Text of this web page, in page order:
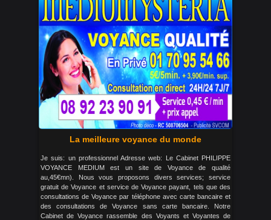
La meilleure voyance du monde
Je suis: un professionnel Adresse web: Le Cabinet PHILIPPE
VOYANCE MEDIUM est un site de Voyance de qualité
au,45€mn). Nous vous proposons divers services; service
gratuit de Voyance et service de Voyance payant, tels que des
consultations de Voyance par téléphone avec carte bancaire et
des consultations de Voyance sans carte bancaire. Notre
Cabinet de Voyance rassemble des Voyants et Voyantes de